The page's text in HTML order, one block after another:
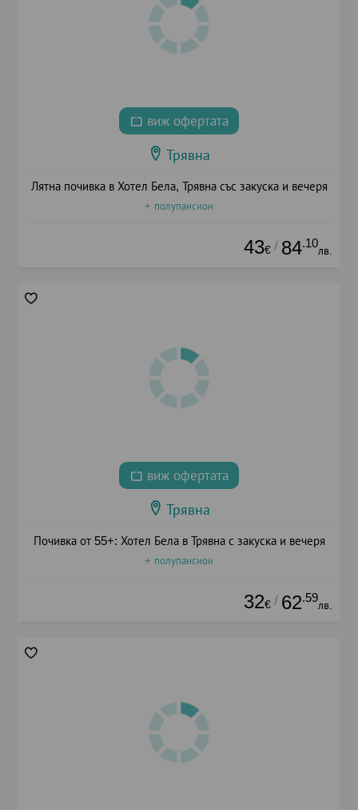
виж офертата
Трявна
Лятна почивка в Хотел Бела, Трявна със закуска и вечеря
+ полупансион
43€ / 84.10
лв.
виж офертата
Трявна
Почивка от 55+: Хотел Бела в Трявна с закуска и вечеря
+ полупансион
32€ / 62.59
лв.